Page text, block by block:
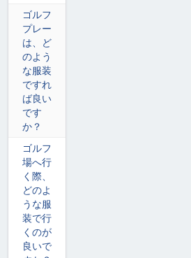
ゴルフ
プレー
は、ど
のよう
な服装
ですれ
ば良い
です
か？
ゴルフ
場へ行
く際、
どのよ
うな服
装で行
くのが
良いで